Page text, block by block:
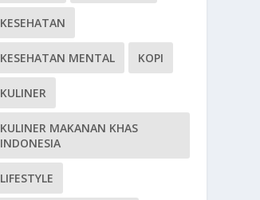
KESEHATAN
KESEHATAN MENTAL KOPI
KULINER
KULINER MAKANAN KHAS
INDONESIA
LIFESTYLE